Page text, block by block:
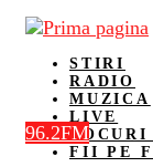
STIRI
RADIO
MUZICA
LIVE
LOCURI
FII PE
96.2FM